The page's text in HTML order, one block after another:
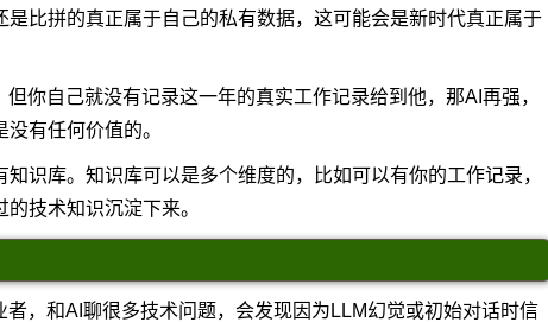
比拼的真正属于自己的私有数据，这可能会是新时代真正属于
你自己就没有记录这一年的真实工作记录给到他，那AI再强，
有任何价值的。
识库。知识库可以是多个维度的，比如可以有你的工作记录，
技术知识沉淀下来。
，和AI聊很多技术问题，会发现因为LLM幻觉或初始对话时信